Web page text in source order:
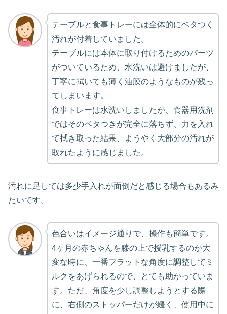
テーブルと食事トレーには全体的にベタつく
汚れが付着していました。
テーブルには本体に取り付けるためのパーツ
がついているため、水洗いは避けましたが、
丁寧に拭いても薄く油膜のようなものが残っ
てしまいます。
食事トレーは水洗いしましたが、食器用洗剤
ではそのベタつきが完全に落ちず、力を入れ
て拭き取った結果、ようやく大部分の汚れが
取れたように感じました。
汚れに足しては多少手入れが面倒だと感じる場合もあるみ
たいです。
色合いはイメージ通りで、操作も簡単です。
4ヶ月の赤ちゃんを膝の上で授乳するのが大
変な時に、一番フラットな角度に調整してミ
ルクをあげられるので、とても助かっていま
す。ただ、角度を少し調整しようとする際
に、右側のストッパーだけが緩く、使用中に